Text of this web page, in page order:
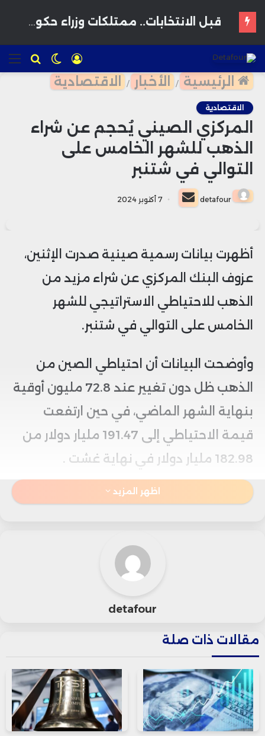
للبحث الوضع
المظلم
تسجيل
الدخول
الرئيسية / الأخبار / الاقتصادية
الاقتصادية
المركزي الصيني يُحجم عن شراء
الذهب للشهر الخامس على
التوالي في شتنبر
detafour
أرسل
بريدا
7 أكتوبر 2024
أظهرت بيانات رسمية صينية صدرت الإثنين،
عزوف البنك المركزي عن شراء مزيد من
الذهب للاحتياطي الاستراتيجي للشهر
الخامس على التوالي في شتنبر.
وأوضحت البيانات أن احتياطي الصين من
الذهب ظل دون تغيير عند 72.8 مليون أوقية
بنهاية الشهر الماضي، في حين ارتفعت
قيمة الاحتياطي إلى 191.47 مليار دولار من
182.98 مليار دولار في نهاية غشت .
الأمر الذي يرجح توقف بكين عن الشراء بسبب
الأخيرة، وهو ما أكده “نيتيش شاه” محلل
استراتيجيات أسواق السلع الأساسية في
وقال “نيتيش شاه” إنه يعتقد أن بنك الشعب
الصيني يرغب في رفع احتياطيه من الذهب،
لكنه يتنظر وصول السعر لنقطة ملائمة
تُشجعه على ذلك.
اظهر المزيد
detafour
مقالات ذات صلة